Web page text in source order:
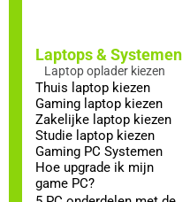
Laptops & Systemen
Laptop oplader kiezen
Thuis laptop kiezen
Gaming laptop kiezen
Zakelijke laptop kiezen
Studie laptop kiezen
Gaming PC Systemen
Hoe upgrade ik mijn
game PC?